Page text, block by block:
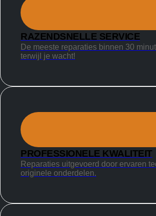
RAZENDSNELLE SERVICE
De meeste reparaties binnen 30
terwijl je wacht!
PROFESSIONELE KWALITEIT
Reparaties uitgevoerd door ervaren
originele onderdelen.